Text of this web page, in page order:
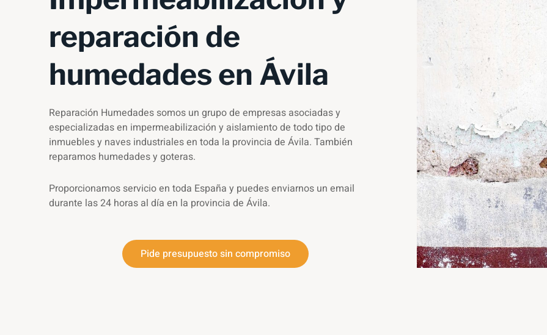
reparación de
humedades en Ávila
Reparación Humedades somos un grupo de empresas asociadas y
especializadas en impermeabilización y aislamiento de todo tipo de
inmuebles y naves industriales en toda la provincia de Ávila. También
reparamos humedades y goteras.
Proporcionamos servicio en toda España y puedes enviarnos un email
durante las 24 horas al día en la provincia de Ávila.
Pide presupuesto sin compromiso